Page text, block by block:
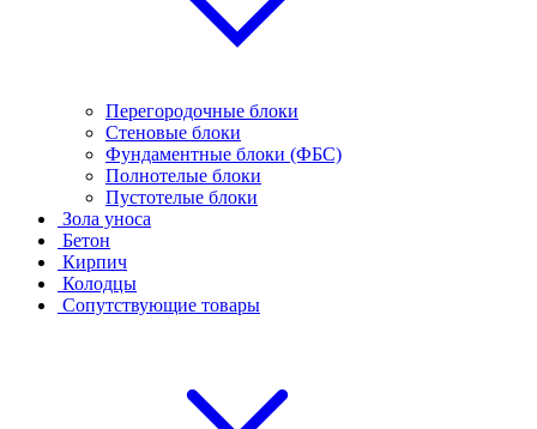
Перегородочные блоки
Стеновые блоки
Фундаментные блоки (ФБС)
Полнотелые блоки
Пустотелые блоки
Зола уноса
Бетон
Кирпич
Колодцы
Сопутствующие товары